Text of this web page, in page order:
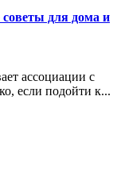
для дома и
ассоциации с
если подойти к...